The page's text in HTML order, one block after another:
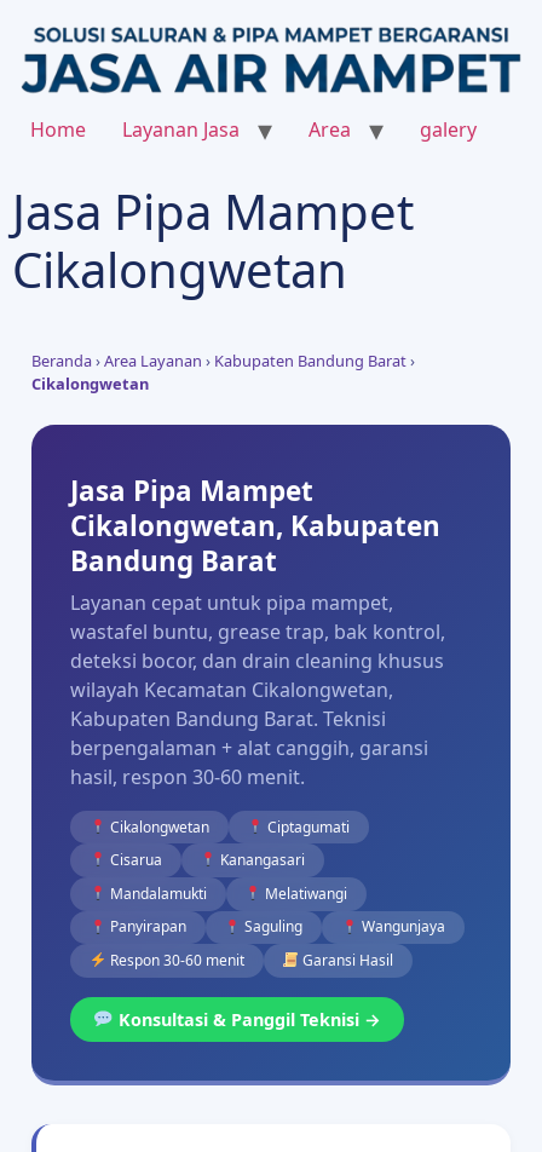
Home Layanan Jasa Area galery
Jasa Pipa Mampet
Cikalongwetan
Beranda›Area Layanan › Kabupaten Bandung Barat›
Cikalongwetan
Jasa Pipa Mampet
Cikalongwetan, Kabupaten
Bandung Barat
Layanan cepat untuk pipa mampet,
wastafel buntu, grease trap, bak kontrol,
deteksi bocor, dan drain cleaning khusus
wilayah Kecamatan Cikalongwetan,
Kabupaten Bandung Barat. Teknisi
berpengalaman + alat canggih, garansi
hasil, respon 30-60 menit.
Cikalongwetan
Ciptagumati
Cisarua
Kanangasari
Mandalamukti
Melatiwangi
Panyirapan
Saguling
Wangunjaya
Respon 30-60 menit
Garansi Hasil
Konsultasi & Panggil Teknisi →